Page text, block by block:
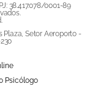
38.417.078/0001-89
Plaza, Setor Aeroporto -
Psicólogo